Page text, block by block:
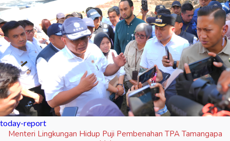
today-report
Menteri Lingkungan Hidup Puji Pembenahan TPA Tamangapa